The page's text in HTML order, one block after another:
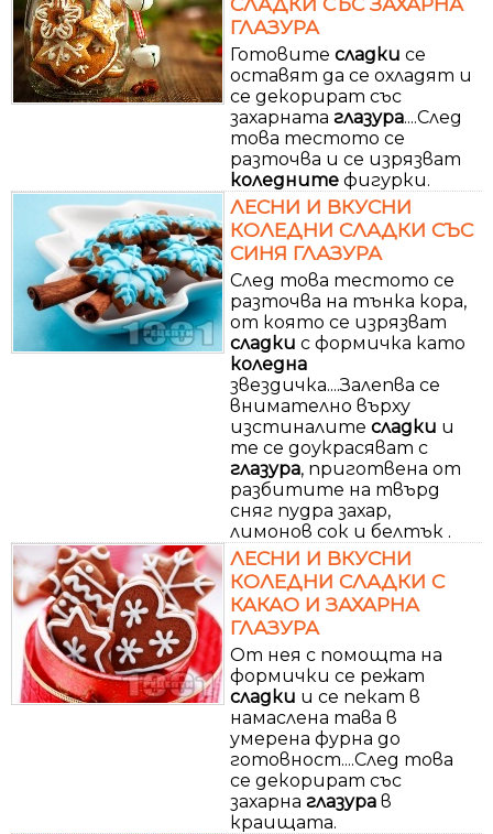
ГЛАЗУРА
Готовите сладки се
оставят да се охладят и
се декорират със
захарната глазура....След
това тестото се
разточва и се изрязват
коледните фигурки.
ЛЕСНИ И ВКУСНИ
КОЛЕДНИ СЛАДКИ СЪС
СИНЯ ГЛАЗУРА
След това тестото се
разточва на тънка кора,
от която се изрязват
сладки с формичка като
коледна
звездичка....Залепва се
внимателно върху
изстиналите сладки и
те се доукрасяват с
глазура, приготвена от
разбитите на твърд
сняг пудра захар,
лимонов сок и белтък .
ЛЕСНИ И ВКУСНИ
КОЛЕДНИ СЛАДКИ С
КАКАО И ЗАХАРНА
ГЛАЗУРА
От нея с помощта на
формички се режат
сладки и се пекат в
намаслена тава в
умерена фурна до
готовност....След това
се декорират със
захарна глазура в
краищата.